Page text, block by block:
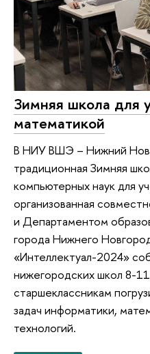
Зимняя школа для
математикой
В НИУ ВШЭ – Нижний
традиционная Зимняя
компьютерных наук для
организованная
и Департаментом
города Нижнего
«Интеллектуал-2024»
нижегородских школ 8-
старшеклассникам
задач информатики,
технологий.